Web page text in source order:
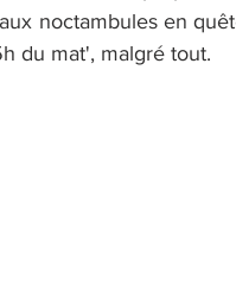
noctambules en
du mat', malgré tout.